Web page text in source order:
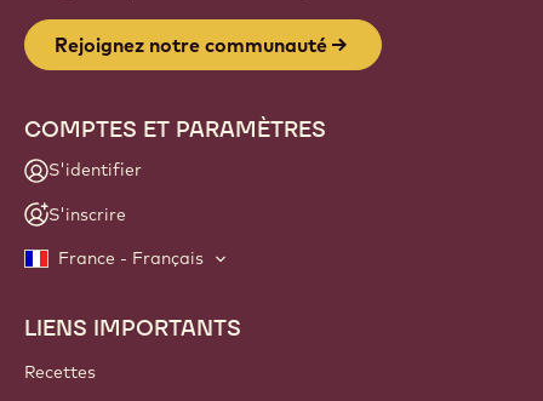
Rejoignez notre communauté
COMPTES ET PARAMÈTRES
S'identifier
S'inscrire
France - Français
Footer
Callebaut
LIENS IMPORTANTS
Recettes